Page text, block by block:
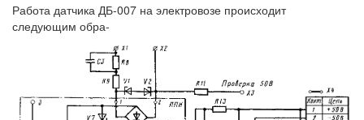
Работа датчика ДБ-007 на электровозе происходит
следующим обра-